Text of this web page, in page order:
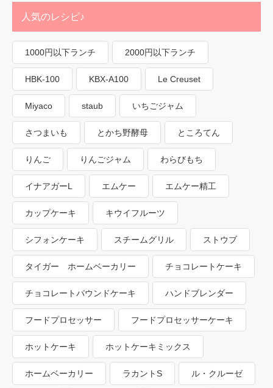
人気のレシピ♪
1000円以下ランチ 2000円以下ランチ
HBK-100 KBX-A100 Le Creuset
Miyaco staub いちごジャム
さつまいも とかち野酵母 ところてん
りんご りんごジャム わらびもち
イナアガーL エムケー エムケー精工
カップケーキ キウイフルーツ
シフォンケーキ スチームグリル ストウブ
タイガー ホームベーカリー チョコレートケーキ
チョコレートパウンドケーキ ハンドブレンダー
フードプロセッサー フードプロセッサーケーキ
ホットケーキ ホットケーキミックス
ホームベーカリー ラカントS ル・クルーゼ